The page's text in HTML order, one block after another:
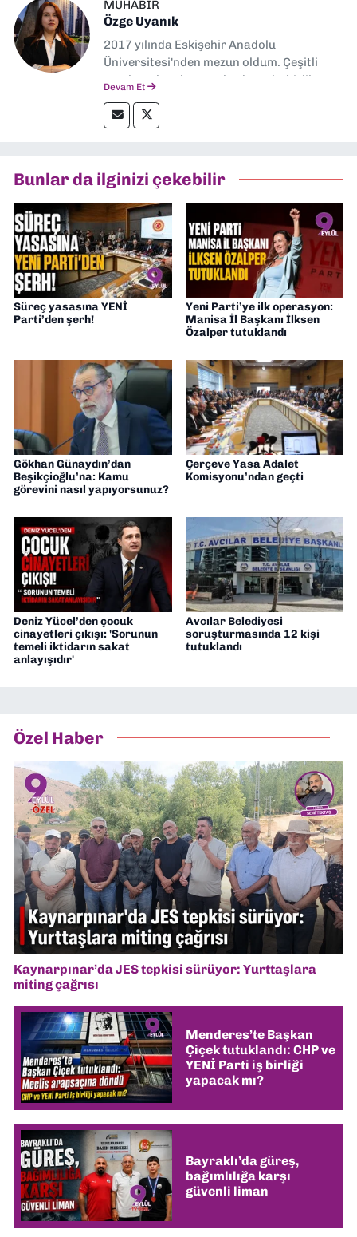
MUHABIR
Özge Uyanık
2017 yılında Eskişehir Anadolu
Üniversitesi'nden mezun oldum. Çeşitli
yerel ve ulusal gazetelerde muhabirlik
hakları alanlarında haberler üretmeye
odaklanıyorum.
Devam Et
Bunlar da ilginizi çekebilir
Süreç yasasına YENİ
Parti’den şerh!
Yeni Parti’ye ilk operasyon:
Manisa İl Başkanı İlksen
Özalper tutuklandı
Gökhan Günaydın’dan
Beşikçioğlu’na: Kamu
görevini nasıl yapıyorsunuz?
Çerçeve Yasa Adalet
Komisyonu’ndan geçti
Deniz Yücel’den çocuk
cinayetleri çıkışı: 'Sorunun
temeli iktidarın sakat
anlayışıdır'
Avcılar Belediyesi
soruşturmasında 12 kişi
tutuklandı
Özel Haber
Kaynarpınar’da JES tepkisi sürüyor: Yurttaşlara
miting çağrısı
Menderes’te Başkan
Çiçek tutuklandı: CHP ve
YENİ Parti iş birliği
yapacak mı?
Bayraklı’da güreş,
bağımlılığa karşı
güvenli liman